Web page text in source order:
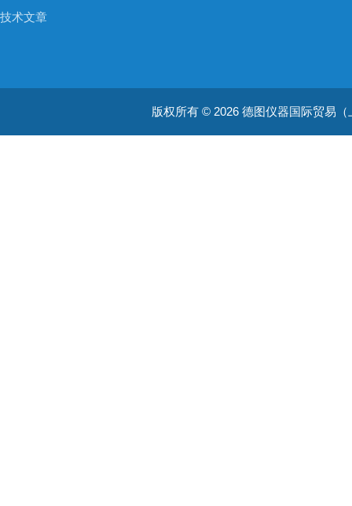
技术文章
版权所有 © 2026 德图仪器国际贸易